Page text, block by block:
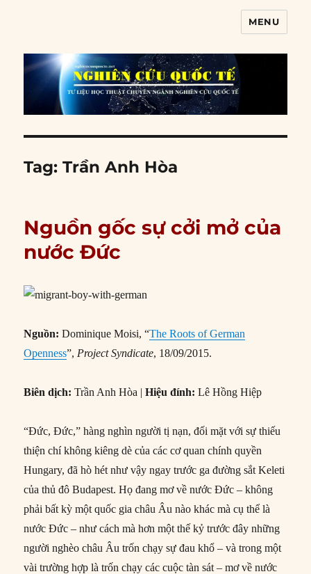
MENU
Tag:Trần Anh Hòa
Nguồn gốc sự cởi mở của
nước Đức
Nguồn: Dominique Moisi, “The Roots of German
Openness”, Project Syndicate, 18/09/2015.
Biên dịch: Trần Anh Hòa |Hiệu đính: Lê Hồng Hiệp
“Đức, Đức,” hàng nghìn người tị nạn, đối mặt với sự thiếu
thiện chí không kiêng dè của các cơ quan chính quyền
Hungary, đã hò hét như vậy ngay trước ga đường sắt Keleti
của thủ đô Budapest. Họ đang mơ về nước Đức – không
phải bất kỳ một quốc gia châu Âu nào khác mà cụ thể là
nước Đức – như cách mà hơn một thế kỷ trước đây những
người nghèo châu Âu trốn chạy sự đau khổ – và trong một
vài trường hợp là trốn chạy các cuộc tàn sát – mơ về nước